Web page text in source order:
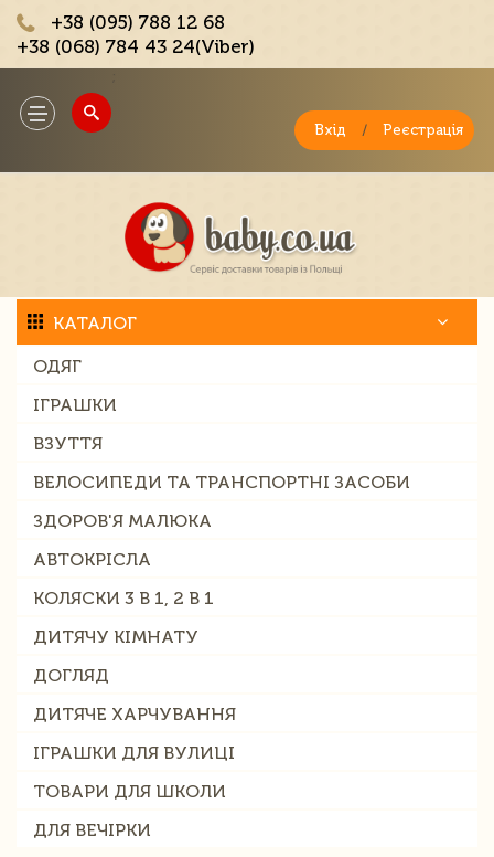
+38 (095) 788 12 68
+38 (068) 784 43 24(Viber)
Toggle
navigation
Вхід / Реєстрація
КАТАЛОГ
ОДЯГ
ІГРАШКИ
ВЗУТТЯ
ВЕЛОСИПЕДИ ТА ТРАНСПОРТНІ ЗАСОБИ
ЗДОРОВ'Я МАЛЮКА
АВТОКРІСЛА
КОЛЯСКИ 3 В 1, 2 В 1
ДИТЯЧУ КІМНАТУ
ДОГЛЯД
ДИТЯЧЕ ХАРЧУВАННЯ
ІГРАШКИ ДЛЯ ВУЛИЦІ
ТОВАРИ ДЛЯ ШКОЛИ
ДЛЯ ВЕЧІРКИ